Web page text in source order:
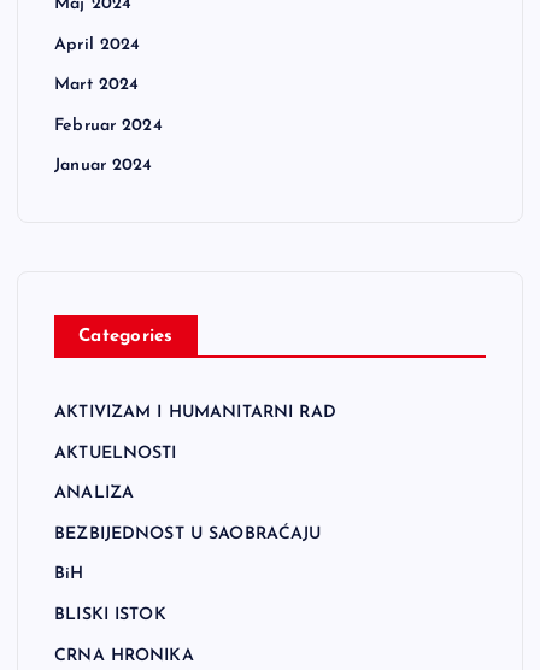
Maj 2024
April 2024
Mart 2024
Februar 2024
Januar 2024
Categories
AKTIVIZAM I HUMANITARNI RAD
AKTUELNOSTI
ANALIZA
BEZBIJEDNOST U SAOBRAĆAJU
BiH
BLISKI ISTOK
CRNA HRONIKA